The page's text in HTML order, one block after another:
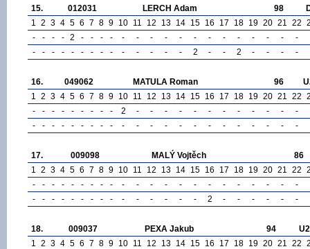
15. 012031 LERCH Adam 98
1 2 3 4 5 6 7 8 9 10 11 12 13 14 15 16 17 18 19 20 21 22
-
- - - 2 - - - - - - - - - - - - - - - -
-
-
- - - - - - - - - - - - - 2 - - 2 - - - -
16. 049062 MATULA Roman 96
1 2 3 4 5 6 7 8 9 10 11 12 13 14 15 16 17 18 19 20 21 22
-
- - - - - - - - 2 - - - - - - - - - - -
-
-
- - - - - - - - - - - - - - - - - - - - -
17. 009098 MALÝ Vojtěch
86
1 2 3 4 5 6 7 8 9 10 11 12 13 14 15 16 17 18 19 20 21 22
-
- - - - - - - - - - - - - - - - - - - -
-
-
- - - - - - - - - - - - - - 2 - - - - - -
18. 009037 PEXA Jakub 94
1 2 3 4 5 6 7 8 9 10 11 12 13 14 15 16 17 18 19 20 21 22